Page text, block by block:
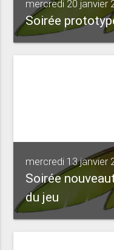
mercredi 20 janvier
Soirée
mercredi 13 janvier
Soirée
du jeu